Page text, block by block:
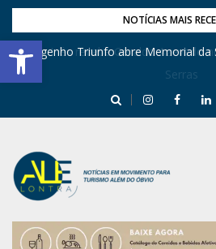
Barra de Ferramentas Aberta
NOTÍCIAS MAIS
Engenho Triunfo abre Memorial da